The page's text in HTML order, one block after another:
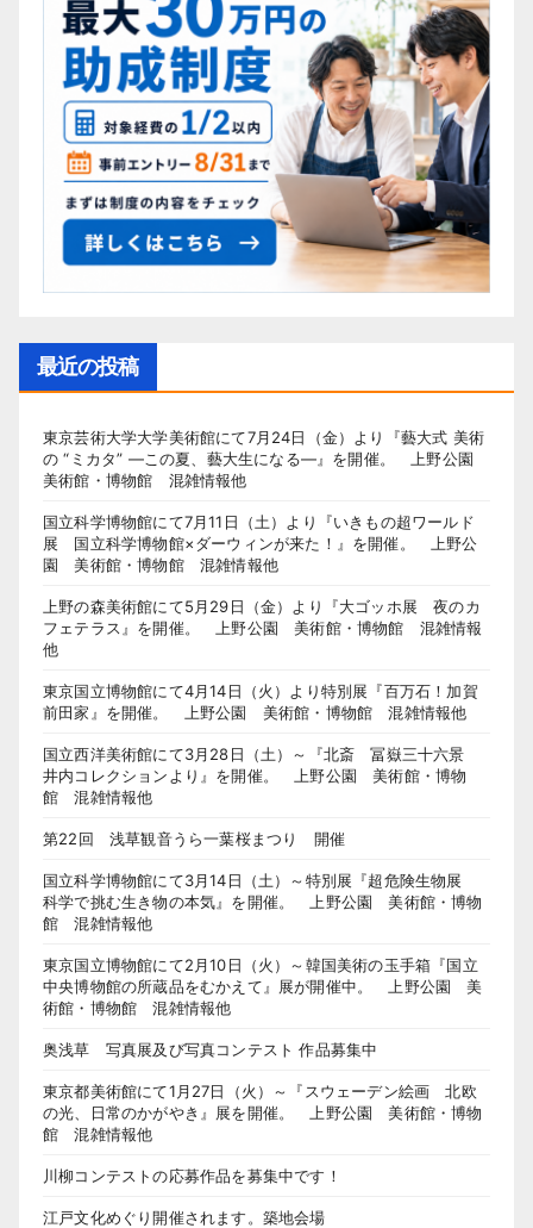
最近の投稿
東京芸術大学大学美術館にて7月24日（金）より『藝大式 美術
の “ミカタ” ―この夏、藝大生になる―』を開催。 上野公園
美術館・博物館 混雑情報他
国立科学博物館にて7月11日（土）より『いきもの超ワールド
展 国立科学博物館×ダーウィンが来た！』を開催。 上野公
園 美術館・博物館 混雑情報他
上野の森美術館にて5月29日（金）より『大ゴッホ展 夜のカ
フェテラス』を開催。 上野公園 美術館・博物館 混雑情報
他
東京国立博物館にて4月14日（火）より特別展『百万石！加賀
前田家』を開催。 上野公園 美術館・博物館 混雑情報他
国立西洋美術館にて3月28日（土）～『北斎 冨嶽三十六景
井内コレクションより』を開催。 上野公園 美術館・博物
館 混雑情報他
第22回 浅草観音うら一葉桜まつり 開催
国立科学博物館にて3月14日（土）～特別展『超危険生物展
科学で挑む生き物の本気』を開催。 上野公園 美術館・博物
館 混雑情報他
東京国立博物館にて2月10日（火）～韓国美術の玉手箱『国立
中央博物館の所蔵品をむかえて』展が開催中。 上野公園 美
術館・博物館 混雑情報他
奥浅草 写真展及び写真コンテスト 作品募集中
東京都美術館にて1月27日（火）～『スウェーデン絵画 北欧
の光、日常のかがやき』展を開催。 上野公園 美術館・博物
館 混雑情報他
川柳コンテストの応募作品を募集中です！
江戸文化めぐり開催されます。築地会場